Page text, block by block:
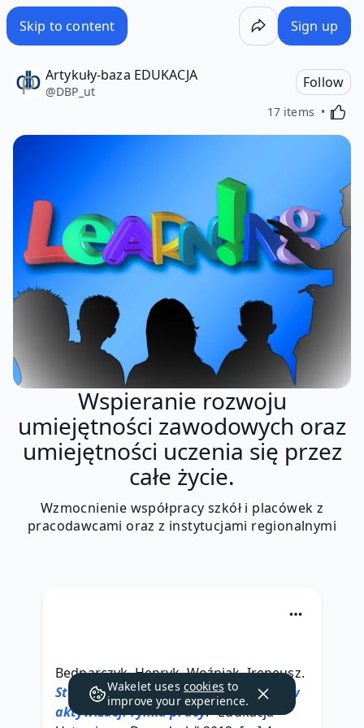
Skip to content Sign up
Artykuły-baza EDUKACJA
@DBP_ut
Follow
17 items
Wspieranie rozwoju
umiejętności zawodowych oraz
umiejętności uczenia się przez
całe życie.
Wzmocnienie współpracy szkół i placówek z
pracodawcami oraz z instytucjami regionalnymi
Standardy kompetencji zawodowych w
aktywizacji rynku pracy. "Edukacja
Wakelet uses cookies to
improve your experience.